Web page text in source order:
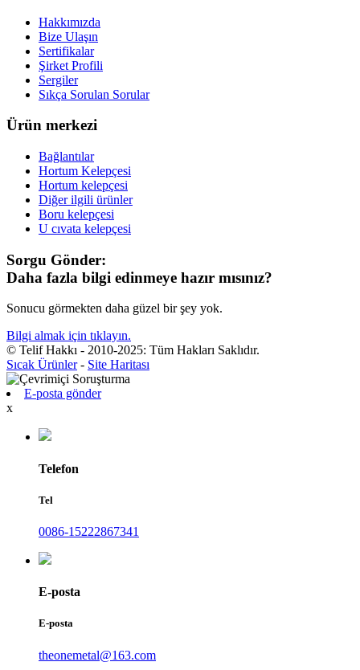
Hakkımızda
Bize Ulaşın
Sertifikalar
Şirket Profili
Sergiler
Sıkça Sorulan Sorular
Ürün merkezi
Bağlantılar
Hortum Kelepçesi
Hortum kelepçesi
Diğer ilgili ürünler
Boru kelepçesi
U cıvata kelepçesi
Sorgu Gönder:
Daha fazla bilgi edinmeye hazır mısınız?
Sonucu görmekten daha güzel bir şey yok.
Bilgi almak için tıklayın.
© Telif Hakkı - 2010-2025: Tüm Hakları Saklıdır.
Sıcak Ürünler- Site Haritası
E-posta gönder
x
Telefon
Tel
0086-15222867341
E-posta
E-posta
theonemetal@163.com